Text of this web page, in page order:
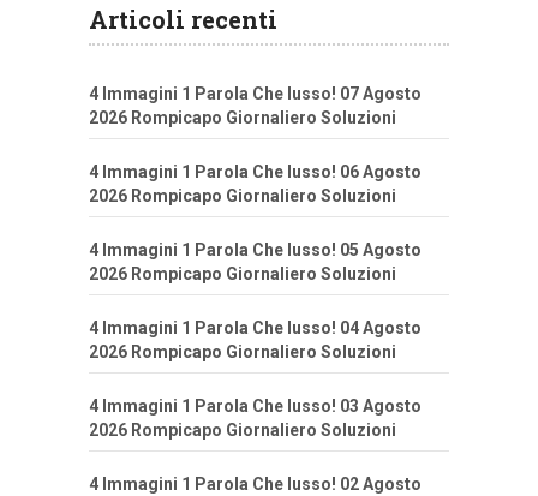
Articoli recenti
4 Immagini 1 Parola Che lusso! 07 Agosto
2026 Rompicapo Giornaliero Soluzioni
4 Immagini 1 Parola Che lusso! 06 Agosto
2026 Rompicapo Giornaliero Soluzioni
4 Immagini 1 Parola Che lusso! 05 Agosto
2026 Rompicapo Giornaliero Soluzioni
4 Immagini 1 Parola Che lusso! 04 Agosto
2026 Rompicapo Giornaliero Soluzioni
4 Immagini 1 Parola Che lusso! 03 Agosto
2026 Rompicapo Giornaliero Soluzioni
4 Immagini 1 Parola Che lusso! 02 Agosto